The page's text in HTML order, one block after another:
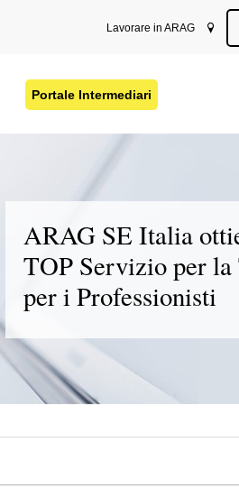
Lavorare in ARAG
Portale Intermediari
ARAG SE Italia
TOP Servizio per la
per i Professionisti